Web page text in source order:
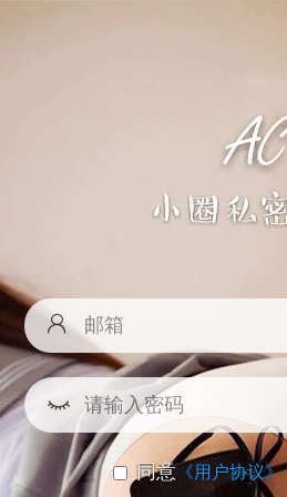
同意《用户协议》